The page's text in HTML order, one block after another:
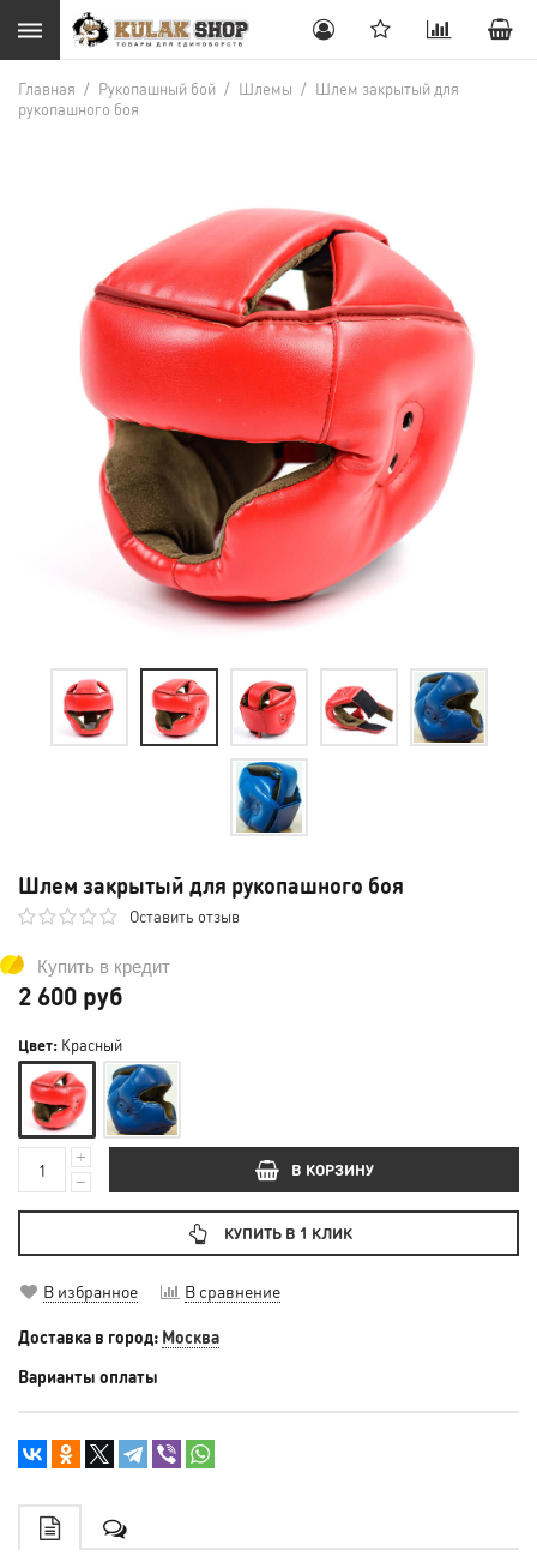
Главная / Рукопашный бой / Шлемы / Шлем закрытый для
рукопашного боя
Шлем закрытый для рукопашного боя
Оставить отзыв
Купить в кредит
2 600 руб
Цвет: Красный
В КОРЗИНУ
КУПИТЬ В 1 КЛИК
В избранное В сравнение
Доставка в город: Москва
Варианты оплаты